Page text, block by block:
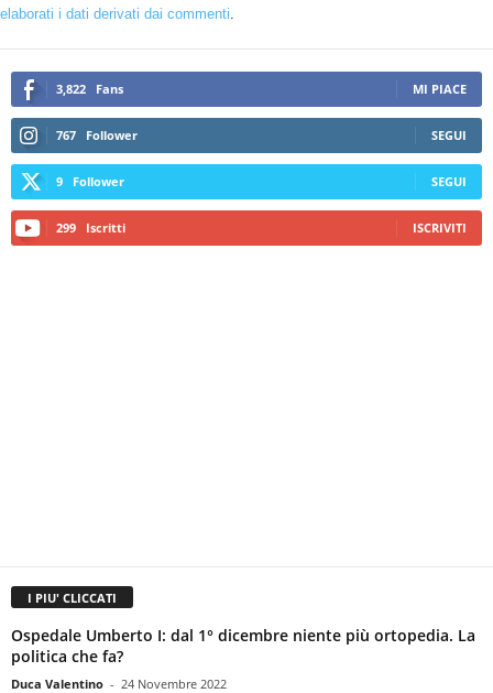
elaborati i dati derivati dai commenti
3,822 Fans MI PIACE
767 Follower SEGUI
9 Follower SEGUI
299 Iscritti ISCRIVITI
I PIU' CLICCATI
Ospedale Umberto I: dal 1° dicembre niente più ortopedia. La
politica che fa?
Duca Valentino - 24 Novembre 2022